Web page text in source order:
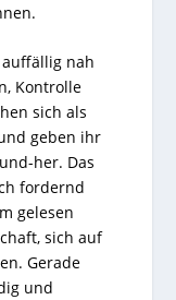
nah
Kontrolle
sich als
geben ihr
her. Das
fordernd
gelesen
sich auf
Gerade
und